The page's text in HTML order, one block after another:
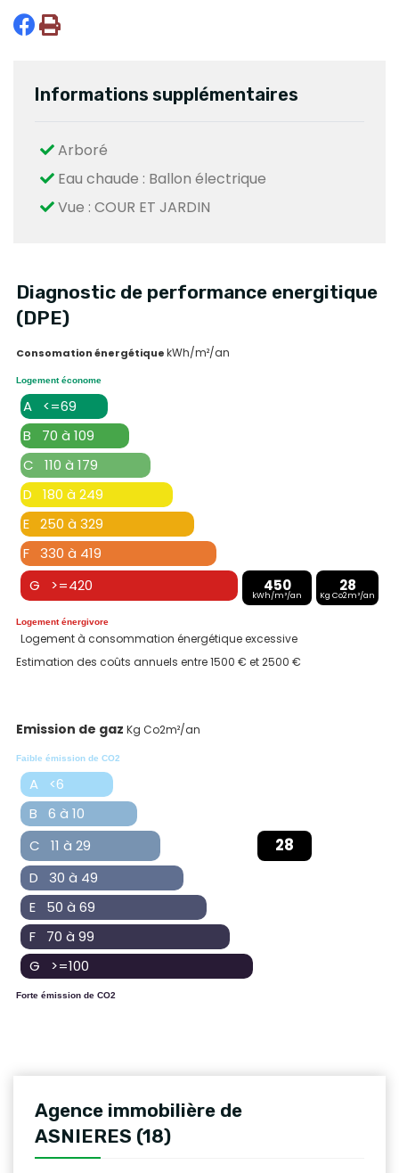
Informations supplémentaires
Arboré
Eau chaude : Ballon électrique
Vue : COUR ET JARDIN
Diagnostic de performance energitique
(DPE)
Consomation énergétiquekWh/m²/an
Logement économe
A <=69
B 70 à 109
C 110 à 179
D 180 à 249
E 250 à 329
F 330 à 419
G >=420
450
kWh/m²/an
28
Kg Co2m²/an
Logement énergivore
Logement à consommation énergétique excessive
Estimation des coûts annuels entre 1500 € et 2500 €
Emission de gaz Kg Co2m²/an
Faible émission de CO2
A <6
B 6 à 10
C 11 à 29
28
D 30 à 49
E 50 à 69
F 70 à 99
G >=100
Forte émission de CO2
Agence immobilière de
ASNIERES (18)